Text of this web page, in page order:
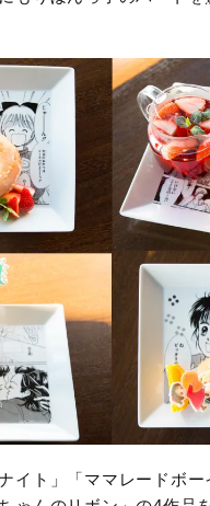
イト」「ママレードボ